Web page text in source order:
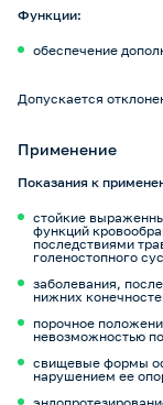
Функции:
обеспечение
Допускается
Применение
Показания к
стойкие
функций
последствиями
голеностопного
заболевания,
нижних
порочное
невозможностью
свищевые формы
нарушением ее